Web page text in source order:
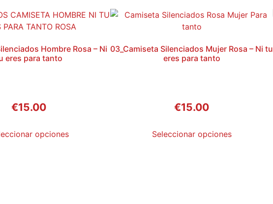
Hombre Rosa – Ni
eres para tanto
€15.00
opciones
03_Camiseta Silenciados Mujer Rosa – Ni tu
eres para tanto
€15.00
Seleccionar opciones